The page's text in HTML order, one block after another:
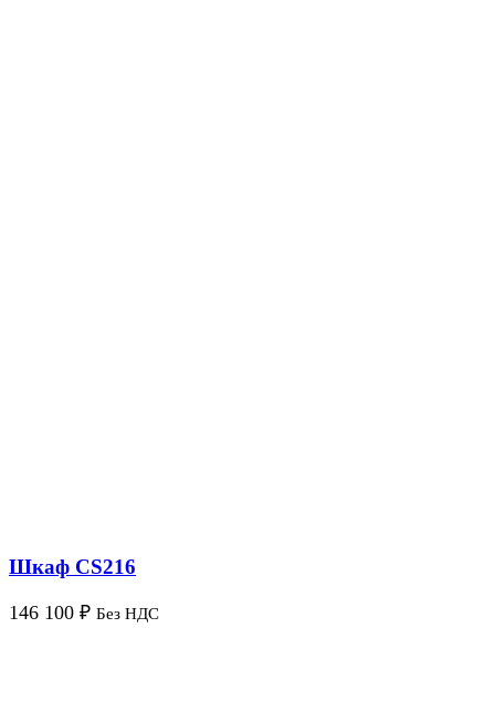
Шкаф CS216
146 100 ₽ Без НДС